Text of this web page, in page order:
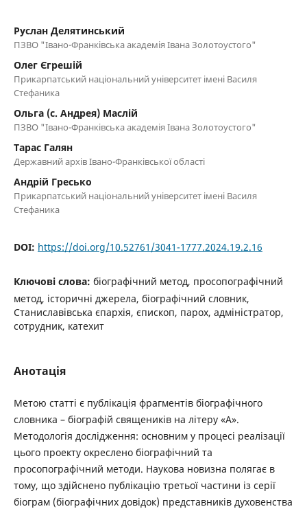
Руслан Делятинський
ПЗВО "Івано-Франківська академія Івана Золотоустого"
Олег Єгрешій
Прикарпатський національний університет імені Василя
Стефаника
Ольга (с. Андрея) Маслій
ПЗВО "Івано-Франківська академія Івана Золотоустого"
Тарас Галян
Державний архів Івано-Франківської області
Андрій Гресько
Прикарпатський національний університет імені Василя
Стефаника
DOI: https://doi.org/10.52761/3041-1777.2024.19.2.16
Ключові слова: біографічний метод, просопографічний
метод, історичні джерела, біографічний словник,
Станиславівська єпархія, єпископ, парох, адміністратор,
сотрудник, катехит
Анотація
Метою статті є публікація фрагментів біографічного
словника – біографій священиків на літеру «А».
Методологія дослідження: основним у процесі реалізації
цього проекту окреслено біографічний та
просопографічний методи. Наукова новизна полягає в
тому, що здійснено публікацію третьої частини із серії
біограм (біографічних довідок) представників духовенства